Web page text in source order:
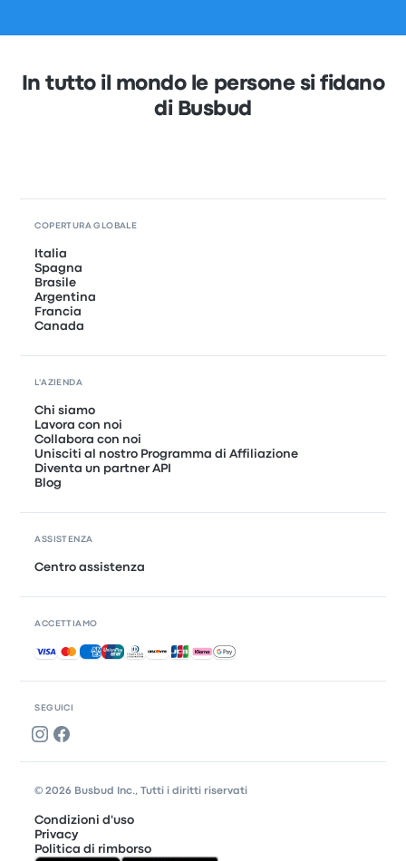
In tutto il mondo le persone si fidano
di Busbud
SEGUICI
COPERTURA GLOBALE
Italia
Spagna
Brasile
Argentina
Francia
Canada
L'AZIENDA
Chi siamo
Lavora con noi
Collabora con noi
Unisciti al nostro Programma di Affiliazione
Diventa un partner API
Blog
ASSISTENZA
Centro assistenza
ACCETTIAMO
Pagamenti accettati
© 2026 Busbud Inc., Tutti i diritti riservati
Condizioni d'uso
Privacy
Politica di rimborso